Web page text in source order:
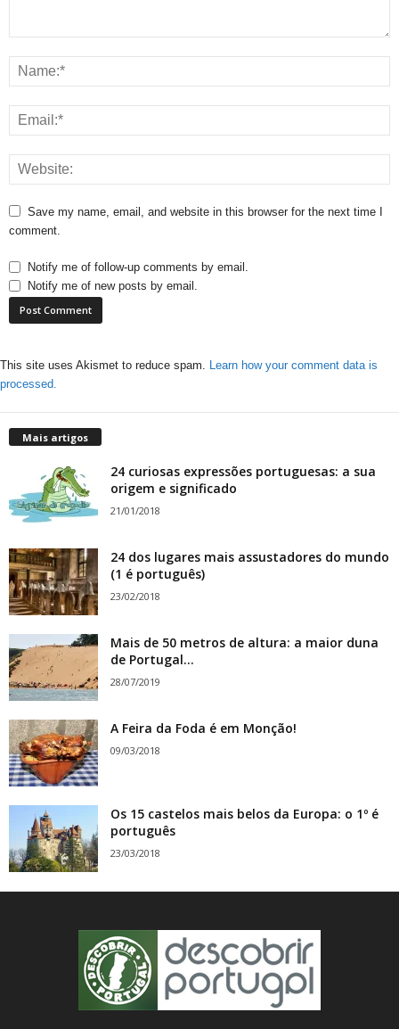
Save my name, email, and website in this browser for the next time I
comment.
Notify me of follow-up comments by email.
Notify me of new posts by email.
This site uses Akismet to reduce spam. Learn how your comment data is
processed.
Mais artigos
24 curiosas expressões portuguesas: a sua
origem e significado
21/01/2018
24 dos lugares mais assustadores do mundo
(1 é português)
23/02/2018
Mais de 50 metros de altura: a maior duna
de Portugal...
28/07/2019
A Feira da Foda é em Monção!
09/03/2018
Os 15 castelos mais belos da Europa: o 1º é
português
23/03/2018